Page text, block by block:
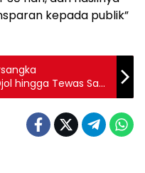
kepada publik”
hingga Tewas Saat